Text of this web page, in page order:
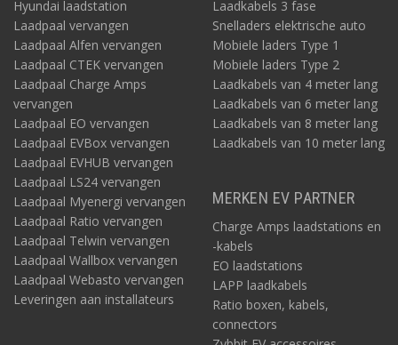
Hyundai laadstation
Laadpaal vervangen
Laadpaal Alfen vervangen
Laadpaal CTEK vervangen
Laadpaal Charge Amps
vervangen
Laadpaal EO vervangen
Laadpaal EVBox vervangen
Laadpaal EVHUB vervangen
Laadpaal LS24 vervangen
Laadpaal Myenergi vervangen
Laadpaal Ratio vervangen
Laadpaal Telwin vervangen
Laadpaal Wallbox vervangen
Laadpaal Webasto vervangen
Leveringen aan installateurs
Laadkabels 3 fase
Snelladers elektrische auto
Mobiele laders Type 1
Mobiele laders Type 2
Laadkabels van 4 meter lang
Laadkabels van 6 meter lang
Laadkabels van 8 meter lang
Laadkabels van 10 meter lang
MERKEN EV PARTNER
Charge Amps laadstations en
-kabels
EO laadstations
LAPP laadkabels
Ratio boxen, kabels,
connectors